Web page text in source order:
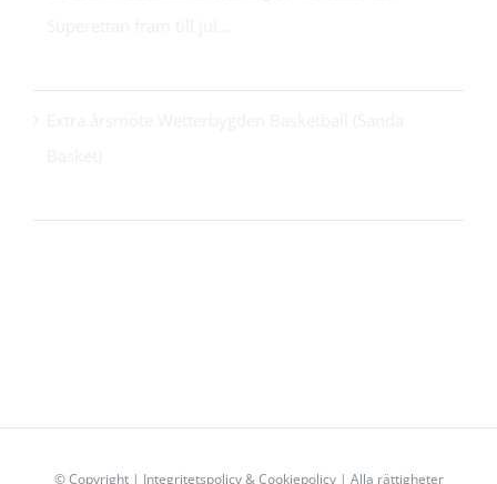
© Copyright | Integritetspolicy&Cookiepolicy| Alla rättigheter